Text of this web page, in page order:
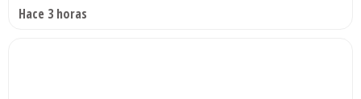
Hace 3 horas